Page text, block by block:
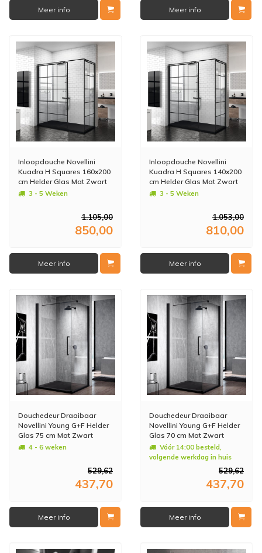
Meer info Meer info
Inloopdouche Novellini
Kuadra H Squares 160x200
cm Helder Glas Mat Zwart
Raster3 - 5 Weken
1.105,00
850,00
Meer info
Inloopdouche Novellini
Kuadra H Squares 140x200
cm Helder Glas Mat Zwart
Raster3 - 5 Weken
1.053,00
810,00
Meer info
Douchedeur Draaibaar
Novellini Young G+F Helder
Glas 75 cm Mat Zwart
Aluminium Profiel
4 - 6 weken
529,62
437,70
Meer info
Douchedeur Draaibaar
Novellini Young G+F Helder
Glas 70 cm Mat Zwart
Aluminium Profiel
Vóór 14:00 besteld,
volgende werkdag in huis
529,62
437,70
Meer info